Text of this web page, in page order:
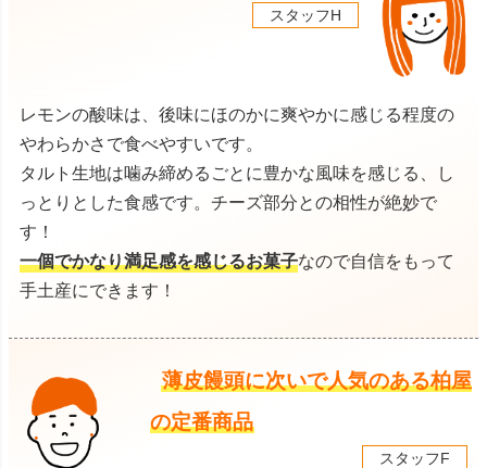
スタッフH
レモンの酸味は、後味にほのかに爽やかに感じる程度の
やわらかさで食べやすいです。
タルト生地は噛み締めるごとに豊かな風味を感じる、し
っとりとした食感です。チーズ部分との相性が絶妙で
す！
一個でかなり満足感を感じるお菓子なので自信をもって
手土産にできます！
薄皮饅頭に次いで人気のある柏屋
の定番商品
スタッフF